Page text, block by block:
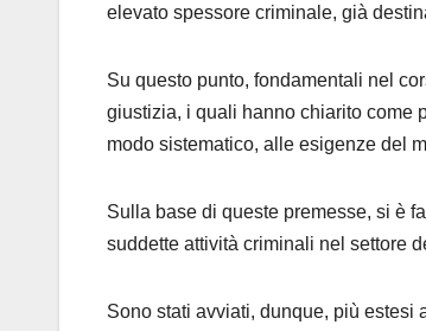
elevato spessore criminale, già
Su questo punto, fondamentali nel
giustizia, i quali hanno chiarito come
modo sistematico, alle esigenze del
Sulla base di queste premesse, si è
suddette attività criminali nel settore
Sono stati avviati, dunque, più estesi